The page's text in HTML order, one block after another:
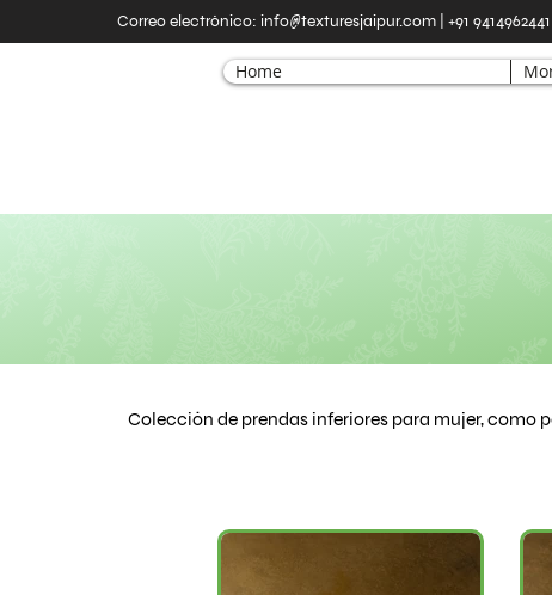
Correo electrónico: info@texturesjaipur.com | +91 9414962441
Home
Colección de prendas inferiores para mujer, como